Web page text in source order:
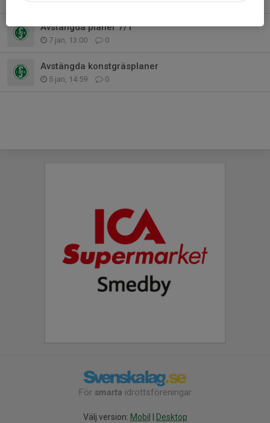
Avstängda planer 7/1
7 jan, 13:00 0
Avstängda konstgräsplaner
5 jan, 14:59 0
För smarta idrottsföreningar
Välj version: Mobil | Desktop